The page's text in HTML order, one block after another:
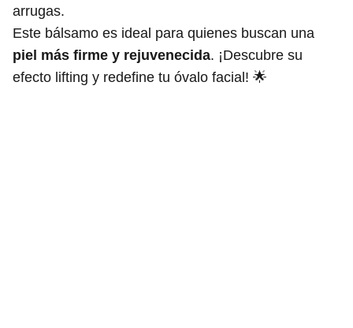
arrugas.
Este bálsamo es ideal para quienes buscan una
piel más firme y rejuvenecida. ¡Descubre su
efecto lifting y redefine tu óvalo facial! 🌟